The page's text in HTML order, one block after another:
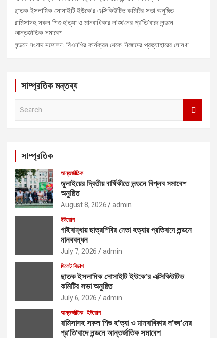
ছাতক ইসলামিক সোসাইটি ইউকে’র এক্সিকিউটিভ কমিটির সভা অনুষ্ঠিত
রামিসাসহ সকল শিশু হ’ত্যা ও মানবাধিকার ল’ঙ্ঘ’নের প্র’তি’বাদে লন্ডনে
আন্তর্জাতিক সমাবেশ
লন্ডনে সংবাদ সম্মেলন: বিএনপির কার্যক্রম থেকে নিজেদের প্রত্যাহারের ঘোষণা
সাম্প্রতিক মন্তব্য
সাম্প্রতিক
আন্তর্জাতিক
জুলাইয়ের দ্বিতীয় বার্ষিকীতে লন্ডনে বিপ্লব সমাবেশ
অনুষ্ঠিত
August 8, 2026 admin
ইউরোপ
গাইবান্ধায় ছাত্রশিবির নেতা হত্যার প্রতিবাদে লন্ডনে
মানববন্ধন
July 7, 2026 admin
সিলেট বিভাগ
ছাতক ইসলামিক সোসাইটি ইউকে’র এক্সিকিউটিভ
কমিটির সভা অনুষ্ঠিত
July 6, 2026 admin
আন্তর্জাতিক ইউরোপ
রামিসাসহ সকল শিশু হ’ত্যা ও মানবাধিকার ল’ঙ্ঘ’নের
প্র’তি’বাদে লন্ডনে আন্তর্জাতিক সমাবেশ